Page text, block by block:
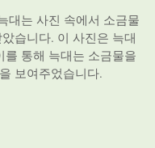
대는 사진 속에서 소금물
습니다. 이 사진은 늑대
통해 늑대는 소금물을
보여주었습니다.